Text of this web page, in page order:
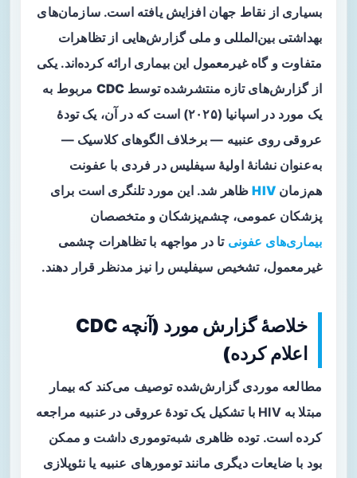
بسیاری از نقاط جهان افزایش یافته است. سازمان‌های
بهداشتی بین‌المللی و ملی گزارش‌هایی از تظاهرات
متفاوت و گاه غیرمعمول این بیماری ارائه کرده‌اند. یکی
از گزارش‌های تازه منتشرشده توسط CDC مربوط به
یک مورد در اسپانیا (۲۰۲۵) است که در آن، یک
تودهٔ
عروقی روی عنبیه — برخلاف الگوهای کلاسیک —
به‌عنوان نشانهٔ اولیهٔ سیفلیس در فردی با عفونت
هم‌زمانHIVظاهر شد. این مورد تلنگری است برای
پزشکان عمومی، چشم‌پزشکان و متخصصان
بیماری‌های عفونی تا در مواجهه با تظاهرات چشمی
غیرمعمول، تشخیص سیفلیس را نیز مدنظر قرار دهند.
خلاصهٔ گزارش مورد (آنچه CDC
اعلام کرده)
مطالعه موردی گزارش‌شده توصیف می‌کند که بیمار
مبتلا به HIV با تشکیل یک
تودهٔ عروقی در عنبیه مراجعه
کرده است. توده ظاهری شبه‌توموری داشت و ممکن
بود با ضایعات دیگری مانند تومورهای عنبیه یا نئوپلازی